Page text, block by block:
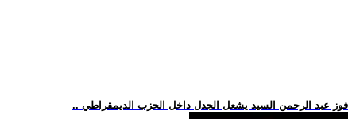
.. فوز عبد الرحمن السيد يشعل الجدل داخل الحزب الديمقراطي